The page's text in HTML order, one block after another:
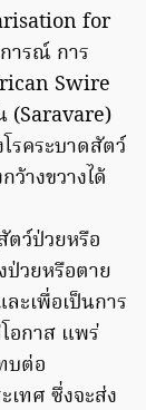
for
ารณ์ การ
Swire
(Saravare)
รคระบาดสัตว์
างขวางได้
ตว์ป่วยหรือ
ป่วยหรือตาย
ะเพื่อเป็นการ
อกาส แพร่
บต่อ
เทศ ซึ่งจะส่ง